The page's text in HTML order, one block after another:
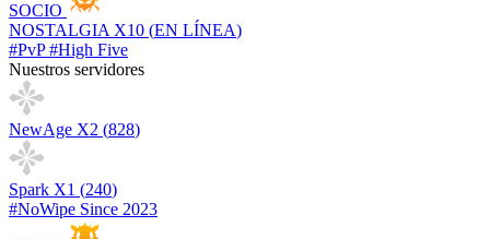
SOCIO
NOSTALGIA X10 (EN LÍNEA)
#PvP #High Five
Nuestros servidores
NewAge X2 (828)
Spark X1 (240)
#NoWipe Since 2023